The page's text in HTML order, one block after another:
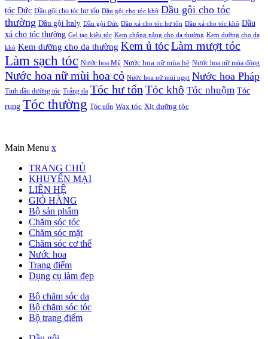
tóc Đức Dầu gội cho tóc hư tổn Dầu gội cho tóc khô Dầu gội cho tóc
thường Dầu gội Italy Dầu gội Đức Dầu xả cho tóc hư tổn Dầu xả cho tóc khô Dầu
xả cho tóc thường Gel tạo kiểu tóc Kem chống nắng cho da thường Kem dưỡng cho da
khô Kem dưỡng cho da thường Kem ủ tócLàm mượt tóc
Làm sạch tóc Nước hoa Mỹ Nước hoa nữ mùa hè Nước hoa nữ mùa đông
Nước hoa nữ mùi hoa cỏ Nước hoa nữ mùi ngọt Nước hoa Pháp
Tinh dầu dưỡng tóc Trắng da Tóc hư tổn Tóc khô Tóc nhuộm Tóc
rụng Tóc thường Tóc uốn Wax tóc Xịt dưỡng tóc
Main Menu x
TRANG CHỦ
KHUYẾN MẠI
LIÊN HỆ
GIỎ HÀNG
Bộ sản phẩm
Chăm sóc tóc
Chăm sóc mặt
Chăm sóc cơ thể
Nước hoa
Trang điểm
Dụng cụ làm đẹp
Bộ chăm sóc da
Bộ chăm sóc tóc
Bộ trang điểm